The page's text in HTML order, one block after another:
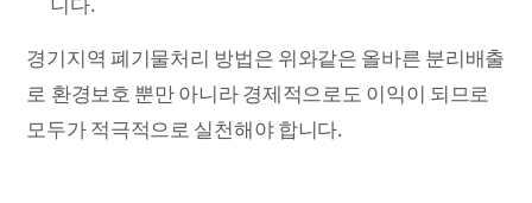
경기지역 폐기물처리 방법은 위와같은 올바른 분리배출
로 환경보호 뿐만 아니라 경제적으로도 이익이 되므로
모두가 적극적으로 실천해야 합니다.